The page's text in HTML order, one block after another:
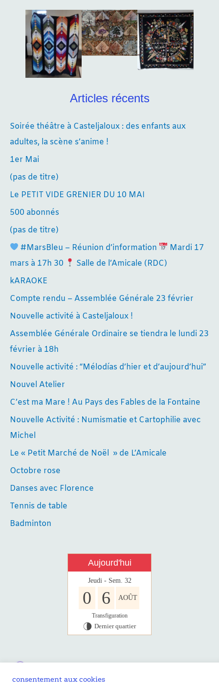
Articles récents
Soirée théâtre à Casteljaloux : des enfants aux
adultes, la scène s’anime !
1er Mai
(pas de titre)
Le PETIT VIDE GRENIER DU 10 MAI
500 abonnés
(pas de titre)
#MarsBleu – Réunion d’information
Mardi 17
mars à 17h 30
Salle de l’Amicale (RDC)
kARAOKE
Compte rendu – Assemblée Générale 23 février
Nouvelle activité à Casteljaloux !
Assemblée Générale Ordinaire se tiendra le lundi 23
février à 18h
Nouvelle activité : “Mélodías d’hier et d’aujourd’hui”
Nouvel Atelier
C’est ma Mare ! Au Pays des Fables de la Fontaine
Nouvelle Activité : Numismatie et Cartophilie avec
Michel
Le « Petit Marché de Noël » de L’Amicale
Octobre rose
Danses avec Florence
Tennis de table
Badminton
Aujourd'hui
Jeudi - Sem. 32
0 6 AOÛT
Transfiguration
U Dernier quartier
consentement aux cookies